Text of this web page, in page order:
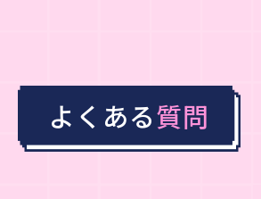
よくある質問